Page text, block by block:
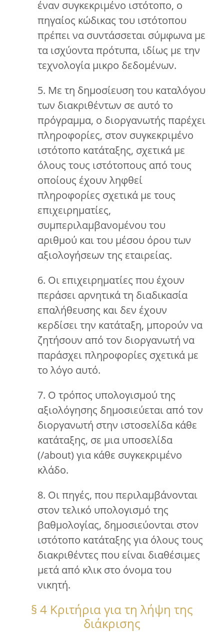
έναν συγκεκριμένο ιστότοπο, ο
πηγαίος κώδικας του ιστότοπου
πρέπει να συντάσσεται σύμφωνα με
τα ισχύοντα πρότυπα, ιδίως με την
τεχνολογία μικρο δεδομένων.
5. Με τη δημοσίευση του καταλόγου
των διακριθέντων σε αυτό το
πρόγραμμα, ο διοργανωτής παρέχει
πληροφορίες, στον συγκεκριμένο
ιστότοπο κατάταξης, σχετικά με
όλους τους ιστότοπους από τους
οποίους έχουν ληφθεί
πληροφορίες σχετικά με τους
επιχειρηματίες,
συμπεριλαμβανομένου του
αριθμού και του μέσου όρου των
αξιολογήσεων της εταιρείας.
6. Οι επιχειρηματίες που έχουν
περάσει αρνητικά τη διαδικασία
επαλήθευσης και δεν έχουν
κερδίσει την κατάταξη, μπορούν να
ζητήσουν από τον διοργανωτή να
παράσχει πληροφορίες σχετικά με
το λόγο αυτό.
7. Ο τρόπος υπολογισμού της
αξιολόγησης δημοσιεύεται από τον
διοργανωτή στην ιστοσελίδα κάθε
κατάταξης, σε μια υποσελίδα
(/about) για κάθε συγκεκριμένο
κλάδο.
8. Οι πηγές, που περιλαμβάνονται
στον τελικό υπολογισμό της
βαθμολογίας, δημοσιεύονται στον
ιστότοπο κατάταξης για όλους τους
διακριθέντες που είναι διαθέσιμες
μετά από κλικ στο όνομα του
νικητή.
§ 4 Κριτήρια για τη λήψη της
διάκρισης